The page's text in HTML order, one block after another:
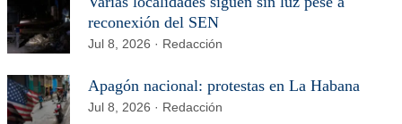
reconexión del SEN
Jul 8, 2026 · Redacción
Apagón nacional: protestas en La Habana
Jul 8, 2026 · Redacción